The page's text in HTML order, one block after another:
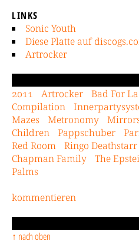
LINKS
Sonic Youth
Diese Platte auf
Artrocker
2011 Artrocker Bad For
Compilation
Mazes
Metronomy
Children
Pappschuber
Red Room
Ringo Deathstarr
Chapman Family
The
Palms
kommentieren
nach oben